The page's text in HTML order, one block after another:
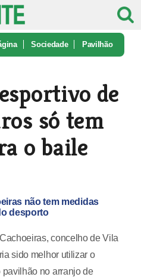
Sociedade Pavilhão
de
só tem
o baile
não tem medidas
desporto
concelho de Vila
sido melhor utilizar o
no arranjo de